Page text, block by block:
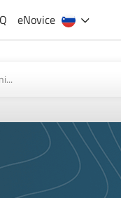
eNovice